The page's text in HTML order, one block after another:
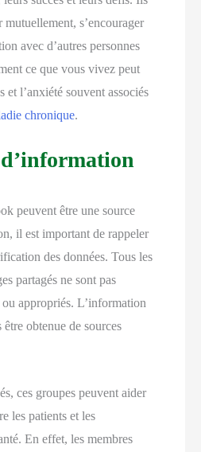
s’encourager
avec d’autres personnes
ce que vous vivez peut
et l’anxiété souvent associés
chronique.
peuvent être une source
il est important de rappeler
des données. Tous les
partagés ne sont pas
ou appropriés. L’information
obtenue de sources
ces groupes peuvent aider
les patients et les
En effet, les membres